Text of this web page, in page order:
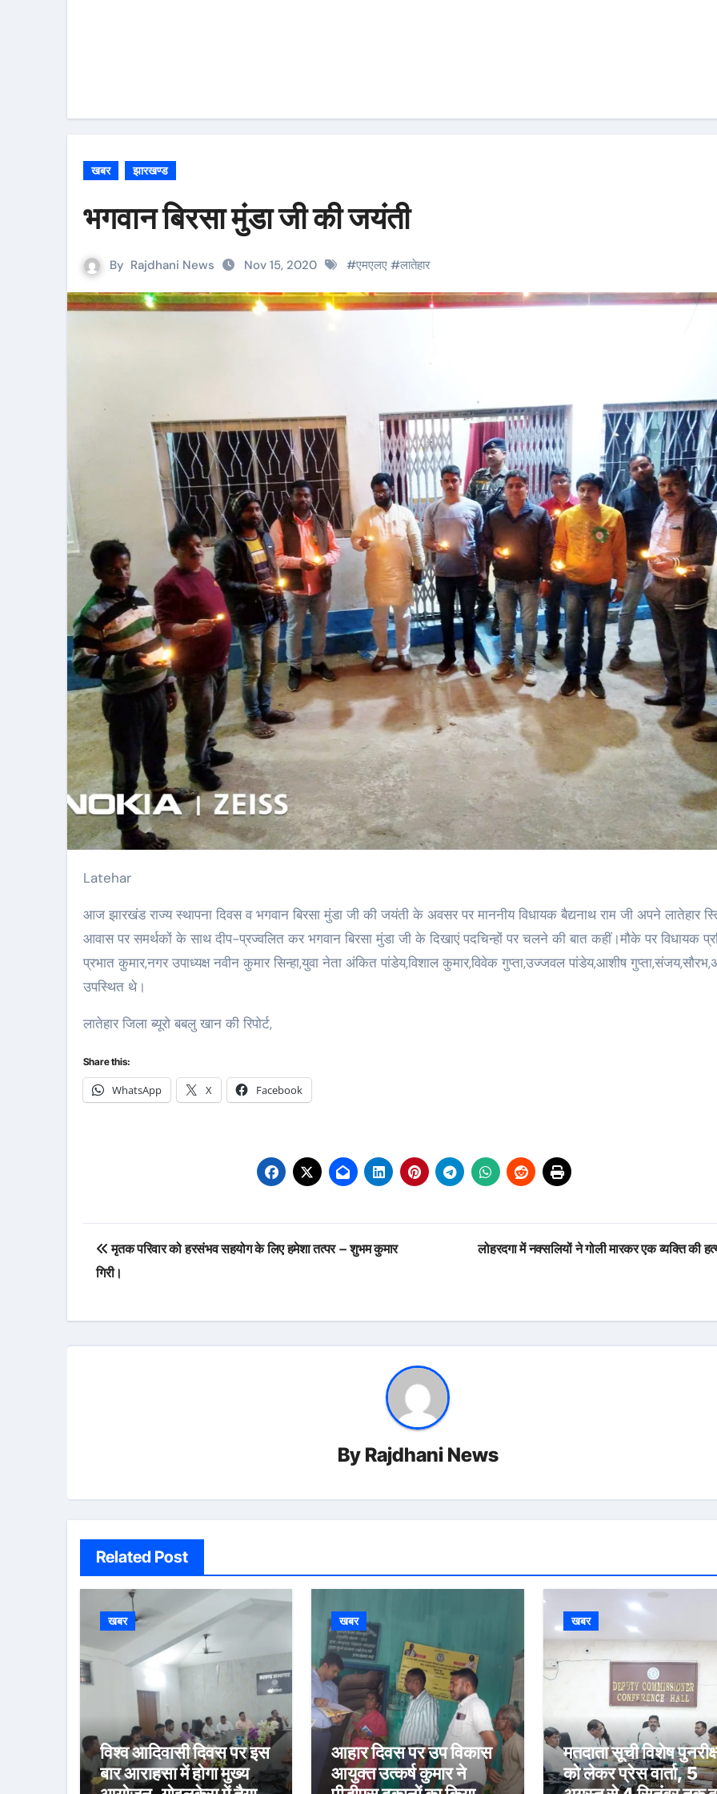
खबर झारखण्ड
भगवान बिरसा मुंडा जी की जयंती
By Rajdhani News Nov 15, 2020 #एमएलए #लातेहार
Latehar
आज झारखंड राज्य स्थापना दिवस व भगवान बिरसा मुंडा जी की जयंती के अवसर पर माननीय विधायक बैद्यनाथ राम जी अपने लातेहार
आवास पर समर्थकों के साथ दीप-प्रज्वलित कर भगवान बिरसा मुंडा जी के दिखाएं पदचिन्हों पर चलने की बात कहीं।मौके पर विधायक
प्रभात कुमार,नगर उपाध्यक्ष नवीन कुमार सिन्हा,युवा नेता अंकित पांडेय,विशाल कुमार,विवेक गुप्ता,उज्जवल पांडेय,आशीष
उपस्थित थे।
लातेहार जिला ब्यूरो बबलु खान की रिपोर्ट,
Share this:
WhatsApp X Facebook
Post
navigation
मृतक परिवार को हरसंभव सहयोग के लिए हमेशा तत्पर – शुभम कुमार
गिरी।
लोहरदगा में नक्सलियों ने गोली मारकर एक व्यक्ति की
By Rajdhani News
Related Post
खबर
विश्व आदिवासी दिवस पर इस
बार आराहसा में होगा मुख्य
खबर
आहार दिवस पर उप विकास
आयुक्त उत्कर्ष कुमार ने
खबर
मतदाता सूची विशेष
को लेकर प्रेस वार्ता, 5